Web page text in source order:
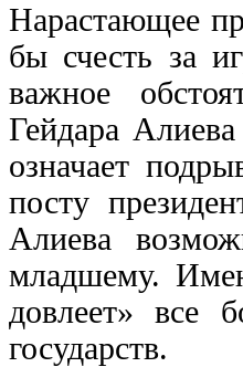
Нарастающее
бы счесть за
важное
Гейдара
означает
посту
Алиева
младшему.
довлеет» все
государств.